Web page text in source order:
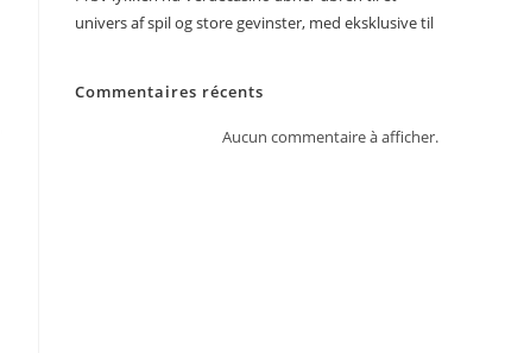
univers af spil og store gevinster, med eksklusive til
Commentaires récents
Aucun commentaire à afficher.